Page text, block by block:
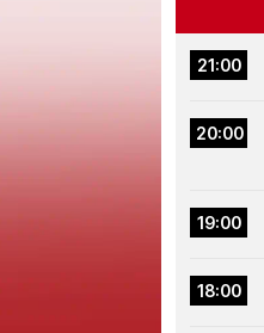
21:00
20:00
19:00
18:00